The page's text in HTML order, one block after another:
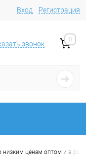
Вход Регистрация
звонок
0
низким ценам оптом и в